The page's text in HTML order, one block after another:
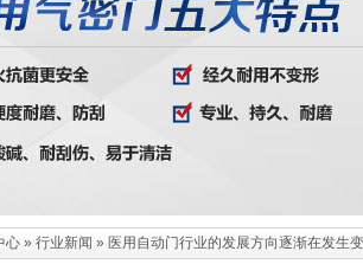
心 » 行业新闻 » 医用自动门行业的发展方向逐渐在发生